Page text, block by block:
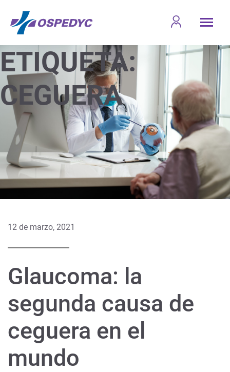
ETIQUETA:
CEGUERA
12 de marzo, 2021
Glaucoma: la
segunda causa de
ceguera en el
mundo